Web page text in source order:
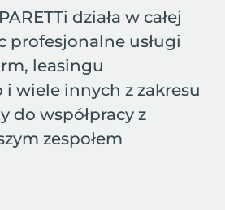
działa w całej
profesjonalne usługi
leasingu
wiele innych z zakresu
do współpracy z
zespołem